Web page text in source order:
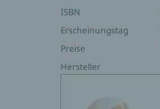
ISBN
Erscheinungstag
Preise
Hersteller